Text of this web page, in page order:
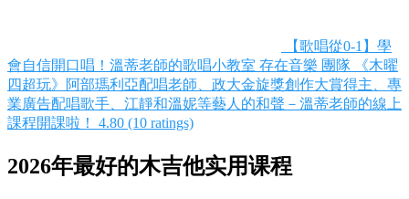
【歌唱從0-1】學
會自信開口唱！溫蒂老師的歌唱小教室 存在音樂 團隊
《木曜
四超玩》阿部瑪利亞配唱老師、政大金旋獎創作大賞得主、專
業廣告配唱歌手、江靜和溫妮等藝人的和聲－溫蒂老師的線上
課程開課啦！
4.80 (10 ratings)
2026年最好的木吉他实用课程